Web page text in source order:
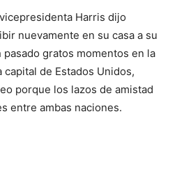
Harris dijo
nuevamente en su casa a su
gratos momentos en la
de Estados Unidos,
porque los lazos de amistad
entre ambas naciones.